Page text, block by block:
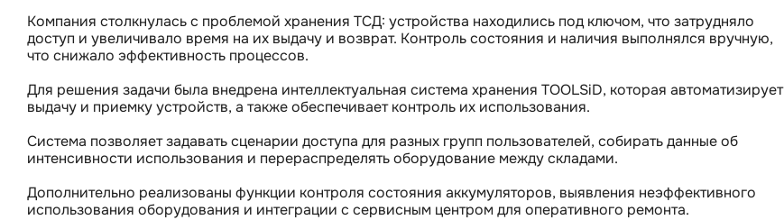
Компания столкнулась с проблемой хранения ТСД: устройства находились под ключом, что затрудняло
доступ и увеличивало время на их выдачу и возврат. Контроль состояния и наличия выполнялся вручную,
что снижало эффективность процессов.
Для решения задачи была внедрена интеллектуальная система хранения TOOLSiD, которая автоматизирует
выдачу и приемку устройств, а также обеспечивает контроль их использования.
Система позволяет задавать сценарии доступа для разных групп пользователей, собирать данные об
интенсивности использования и перераспределять оборудование между складами.
Дополнительно реализованы функции контроля состояния аккумуляторов, выявления неэффективного
использования оборудования и интеграции с сервисным центром для оперативного ремонта.